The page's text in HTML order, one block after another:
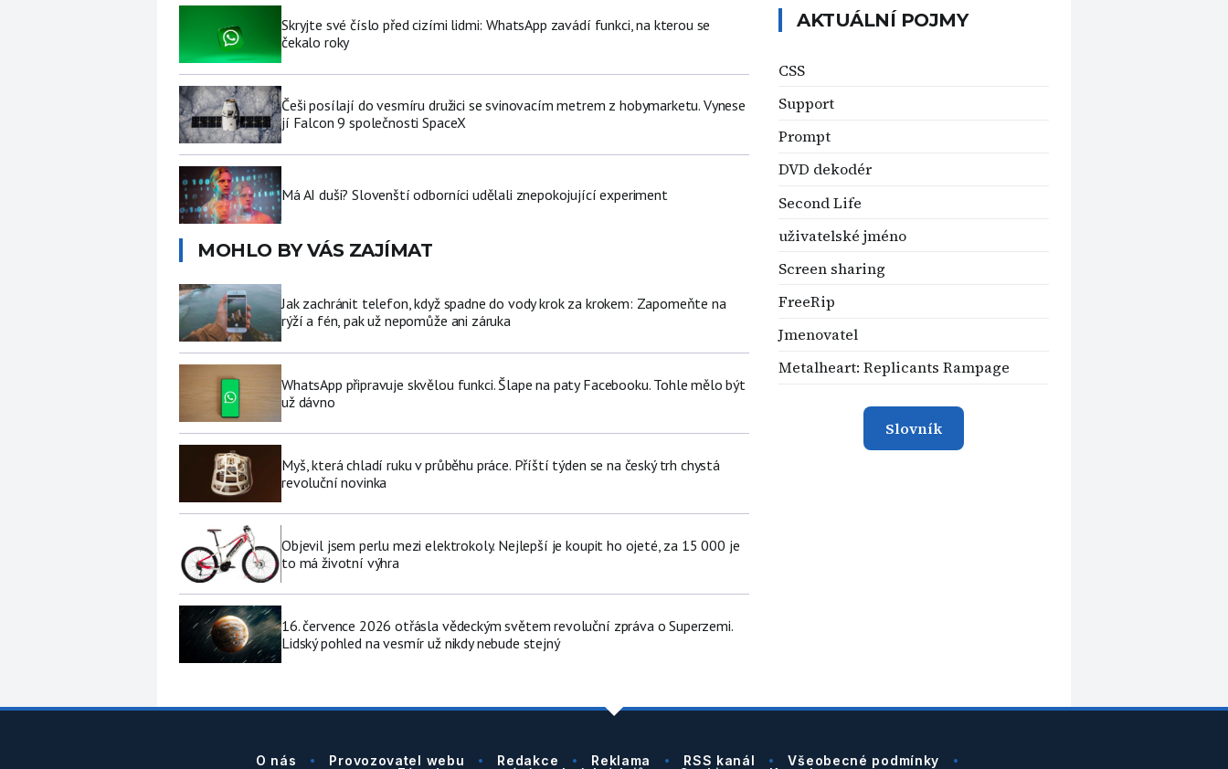
Skryjte své číslo před cizími lidmi: WhatsApp zavádí funkci, na kterou se
čekalo roky
Češi posílají do vesmíru družici se svinovacím metrem z hobymarketu. Vynese
jí Falcon 9 společnosti SpaceX
Má AI duši? Slovenští odborníci udělali znepokojující experiment
MOHLO BY VÁS ZAJÍMAT
Jak zachránit telefon, když spadne do vody krok za krokem: Zapomeňte na
rýží a fén, pak už nepomůže ani záruka
WhatsApp připravuje skvělou funkci. Šlape na paty Facebooku. Tohle mělo být
už dávno
Myš, která chladí ruku v průběhu práce. Příští týden se na český trh chystá
revoluční novinka
Objevil jsem perlu mezi elektrokoly. Nejlepší je koupit ho ojeté, za 15 000 je
to má životní výhra
16. července 2026 otřásla vědeckým světem revoluční zpráva o Superzemi.
Lidský pohled na vesmír už nikdy nebude stejný
AKTUÁLNÍ POJMY
CSS
Support
Prompt
DVD dekodér
Second Life
uživatelské jméno
Screen sharing
FreeRip
Jmenovatel
Metalheart: Replicants Rampage
Slovník
O nás Provozovatel webu Redakce Reklama RSS kanál
Všeobecné podmínky